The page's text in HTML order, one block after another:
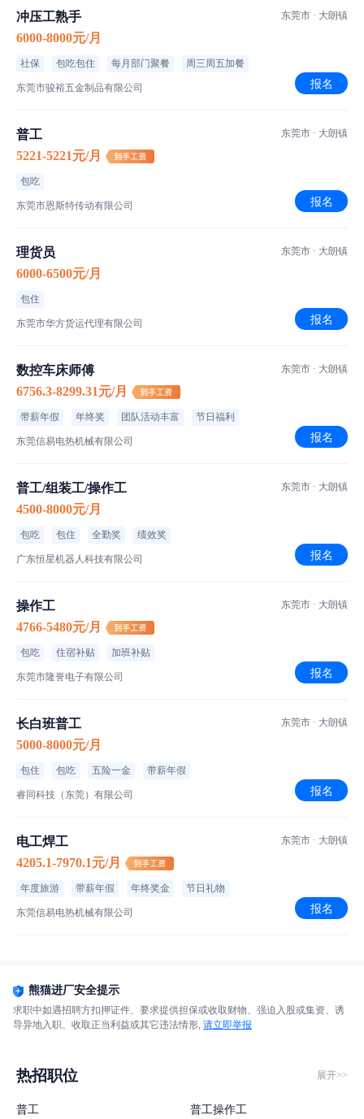
冲压工熟手
6000-8000元/月
社保 包吃包住 每月部门聚餐 周三周五加餐
东莞市骏裕五金制品有限公司
东莞市 · 大朗镇
报名
普工
5221-5221元/月
包吃
东莞市恩斯特传动有限公司
东莞市 · 大朗镇
报名
理货员
6000-6500元/月
包住
东莞市华方货运代理有限公司
东莞市 · 大朗镇
报名
数控车床师傅
6756.3-8299.31元/月
带薪年假 年终奖 团队活动丰富 节日福利
东莞信易电热机械有限公司
东莞市 · 大朗镇
报名
普工/组装工/操作工
4500-8000元/月
包吃 包住 全勤奖 绩效奖
广东恒星机器人科技有限公司
东莞市 · 大朗镇
报名
操作工
4766-5480元/月
包吃 住宿补贴 加班补贴
东莞市隆誉电子有限公司
东莞市 · 大朗镇
报名
长白班普工
5000-8000元/月
包住 包吃 五险一金 带薪年假
睿同科技（东莞）有限公司
东莞市 · 大朗镇
报名
电工焊工
4205.1-7970.1元/月
年度旅游 带薪年假 年终奖金 节日礼物
东莞信易电热机械有限公司
东莞市 · 大朗镇
报名
熊猫进厂安全提示
求职中如遇招聘方扣押证件、要求提供担保或收取财物、强迫入股或集资、诱
导异地入职、收取正当利益或其它违法情形, 请立即举报
热招职位 展开>>
普工 普工操作工